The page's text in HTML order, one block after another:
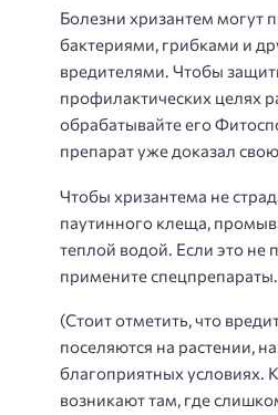
Болезни хризантем могут
бактериями, грибками и
вредителями. Чтобы
профилактических целях
обрабатывайте его
препарат уже доказал
Чтобы хризантема не
паутинного клеща,
теплой водой. Если это не
примените спецпрепараты.
(Стоит отметить, что
поселяются на растении,
благоприятных условиях.
возникают там, где